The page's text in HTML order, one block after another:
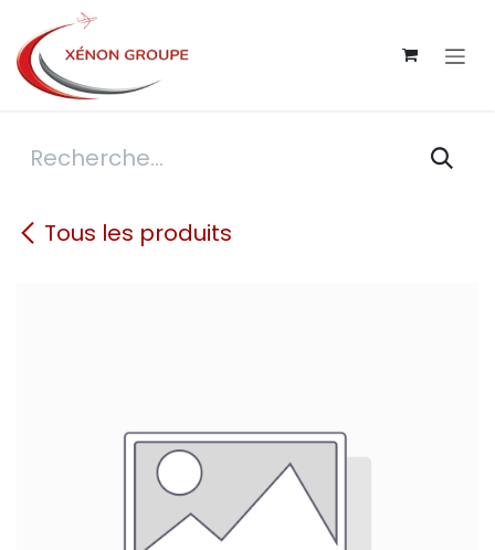
Se rendre au contenu
Tous les produits